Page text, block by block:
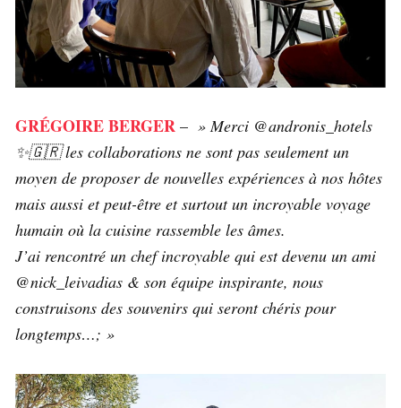
GRÉGOIRE BERGER – » Merci @andronis_hotels
✨🇬🇷 les collaborations ne sont pas seulement un
moyen de proposer de nouvelles expériences à nos hôtes
mais aussi et peut-être et surtout un incroyable voyage
humain où la cuisine rassemble les âmes.
J’ai rencontré un chef incroyable qui est devenu un ami
@nick_leivadias & son équipe inspirante, nous
construisons des souvenirs qui seront chéris pour
longtemps…; »